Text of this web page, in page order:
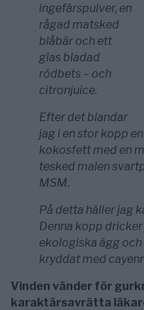
ingefärspulver, en
rågad matsked
blåbär och ett
glas bladad
rödbets – och
citronjuice.
Efter det blandar
jag i en stor kopp
kokosfett med en
tesked malen
MSM.
På detta häller jag
Denna kopp
ekologiska ägg
kryddat med
Vinden vänder för
karaktärsavrätta